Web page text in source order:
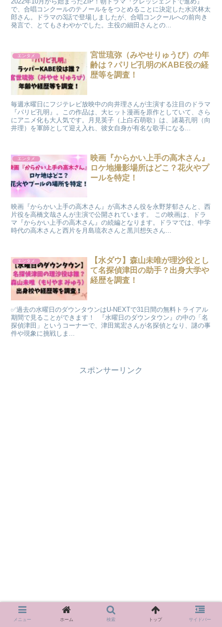
で、合唱コンクールのテノールををつとめることに決定した水沢林太
郎さん。ドラマの3話で登場しましたが、合唱コンクールへの前向き
発言で、とてもさわやかでした。主役の細田さんとの...
エンタメ
宮世琉弥（みやせりゅうび）の年
齢は？パリピ孔明のKABE役の経
歴等を調査！
毎週水曜日にフジテレビ放映中の向井理さんが主演する注目のドラマ
『パリピ孔明』。この作品は、大ヒット漫画を原作としていて、さら
にアニメ化も大人気です。月見英子（上白石萌歌）は、諸葛孔明（向
井理）を軍師として迎え入れ、彼女自身が有名な歌手になる...
エンタメ
映画『からかい上手の高木さん』
ロケ地撮影場所はどこ？花火やプ
ールを特定！
映画『からかい上手の高木さん』が高木さん役を永野芽郁さんと、西
片役を高橋文哉さんが主演で公開されています。 この映画は、ドラ
マ『からかい上手の高木さん』の続編となります。ドラマでは、中学
時代の高木さんと西片を月島琉衣さんと黒川想矢さん...
エンタメ
【水ダウ】森山未唯が理沙役とし
て名探偵津田の助手？出身大学や
経歴を調査！
✅過去の水曜日のダウンタウンはU-NEXTで31日間の無料トライアル
期間で見ることができます！ 『水曜日のダウンタウン』の中の「名
探偵津田」というコーナーで、津田篤宏さんが名探偵となり、謎の事
件や現象に挑戦しま...
スポンサーリンク
メニュー ホーム 検索 トップ サイドバー